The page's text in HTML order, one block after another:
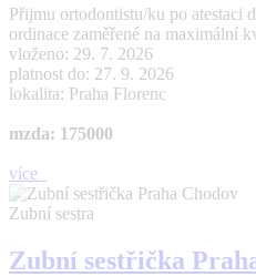
Přijmu ortodontistu/ku po atestaci
ordinace zaměřené na maximální
vloženo: 29. 7. 2026
platnost do: 27. 9. 2026
lokalita: Praha Florenc
mzda: 175000
více
Zubní sestra
Zubní sestřička